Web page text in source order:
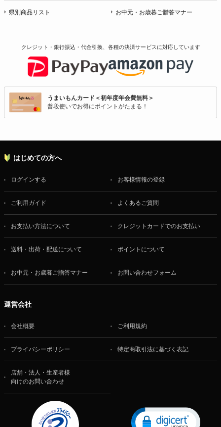
県別商品リスト お中元・お歳暮ご贈答マナー
クレジット・銀行振込・代金引換、各種の決済サービスに対応しています
うまいもんカード＜初年度年会費無料＞
普段使いでお得にポイントがたまる！
はじめての方へ
ログインする お客様情報の登録
ご利用ガイド よくあるご質問
お支払い方法について クレジットカードでのお支払い
送料・出荷・配送について ポイントについて
お中元・お歳暮ご贈答マナー お問い合わせフォーム
運営会社
会社概要 ご利用規約
プライバシーポリシー 特定商取引法に基づく表記
店舗・法人・生産者様
向けのお問い合わせ